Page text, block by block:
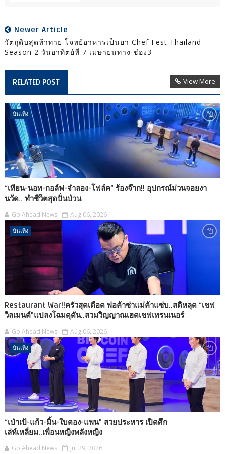
Newer Article
วัตถุดิบสุดท้าทาย โจทย์อาหารเป็นยา Chef Fest Thailand
Season 2 วันอาทิตย์ที่ 7 เมษายนทาง ช่อง3
RELATED POST View More
บันเทิง
“เทียน-นอท-กอล์ฟ-จำลอง-โฟล์ค” ร้องจ๊าก!! อุปกรณ์ม่วนจอยงา
นวัด.. ทำชีวิตสุดปั่นป่วน
Go Ahead News Aug 06, 2026
บันเทิง
Restaurant War!!ครัวสุดเดือด พ่อค้าซ่าแม่ค้าแซ่บ..สติหลุด “เชฟ
วิลเมนต์”แปลงโฉมดุดัน..สวมวิญญาณเฮดเชฟเทรนเนอร์
Go Ahead News Aug 06, 2026
บันเทิง
“เป่าเป้-แก้ว-มิ้น-ใบตอง-แพน” สวยประหาร เปิดศึก
เล่ห์เหลี่ยม..เพื่อนหญิงพลังหญิง
Go Ahead News Jul 29, 2026